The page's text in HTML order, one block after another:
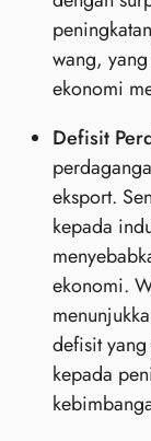
wang,
ekonomi
Defisit
eksport.
kepada
ekonomi.
defisit
kepada